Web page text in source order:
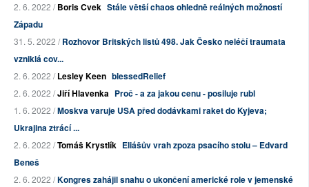
2. 6. 2022 /Boris Cvek Stále větší chaos ohledně reálných možností
Západu
31. 5. 2022 /Rozhovor Britských listů 498. Jak Česko neléčí traumata
vzniklá cov...
2. 6. 2022 /Lesley Keen blessedRelief
2. 6. 2022 /Jiří Hlavenka Proč - a za jakou cenu - posiluje rubl
1. 6. 2022 /Moskva varuje USA před dodávkami raket do Kyjeva;
Ukrajina ztrácí ...
2. 6. 2022 /Tomáš Krystlík Eliášův vrah zpoza psacího stolu – Edvard
Beneš
2. 6. 2022 /Kongres zahájil snahu o ukončení americké role v jemenské